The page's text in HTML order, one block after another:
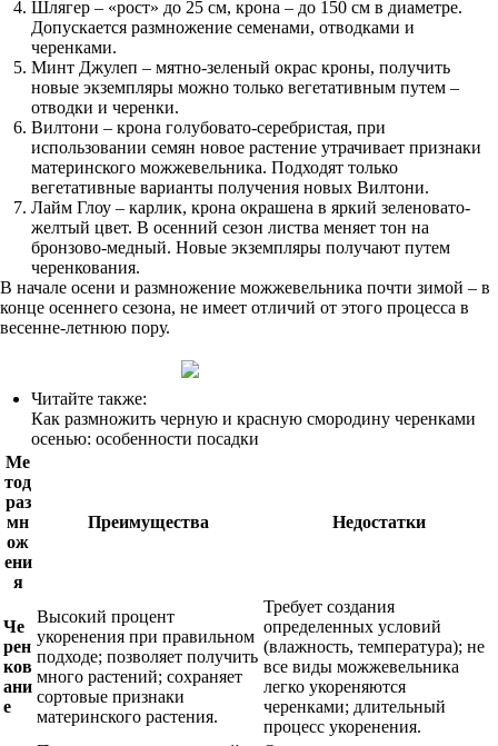
Шлягер – «рост» до 25 см, крона – до 150 см в диаметре.
Допускается размножение семенами, отводками и
черенками.
Минт Джулеп – мятно-зеленый окрас кроны, получить
новые экземпляры можно только вегетативным путем –
отводки и черенки.
Вилтони – крона голубовато-серебристая, при
использовании семян новое растение утрачивает признаки
материнского можжевельника. Подходят только
вегетативные варианты получения новых Вилтони.
Лайм Глоу – карлик, крона окрашена в яркий зеленовато-
желтый цвет. В осенний сезон листва меняет тон на
бронзово-медный. Новые экземпляры получают путем
черенкования.
В начале осени и размножение можжевельника почти зимой – в
конце осеннего сезона, не имеет отличий от этого процесса в
весенне-летнюю пору.
Читайте также:
Как размножить черную и красную смородину черенками
осенью: особенности посадки
Ме
тод
раз
мн
ож
ени
я
Преимущества Недостатки
Че
рен
ков
ани
е
Высокий процент
укоренения при правильном
подходе; позволяет получить
много растений; сохраняет
сортовые признаки
материнского растения.
Требует создания
определенных условий
(влажность, температура); не
все виды можжевельника
легко укореняются
черенками; длительный
процесс укоренения.